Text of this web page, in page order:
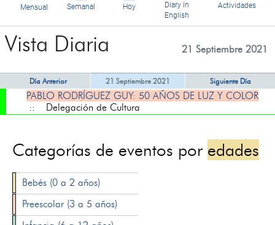
Mensual Semanal Hoy
Diary in
English
Actividades
Vista Diaria 21 Septiembre 2021
Día Anterior 21 Septiembre 2021 Siguiente Día
PABLO RODRÍGUEZ GUY: 50 AÑOS DE LUZ Y COLOR
:: Delegación de Cultura
Categorías de eventos por edades
Bebés (0 a 2 años)
Preescolar (3 a 5 años)